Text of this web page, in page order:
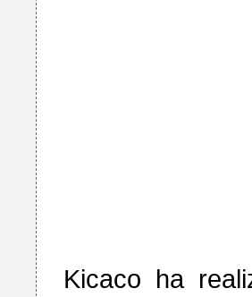
Kicaco ha